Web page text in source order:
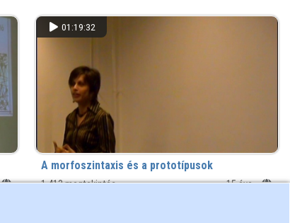
01:19:32
A morfoszintaxis és a prototípusok
1 413 megtekintés 15 éve